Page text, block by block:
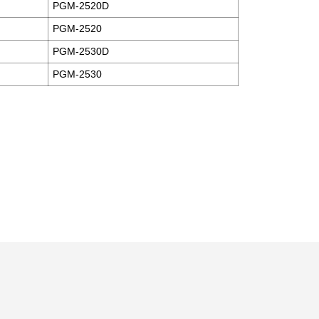
PGM-2520D
PGM-2520
PGM-2530D
PGM-2530